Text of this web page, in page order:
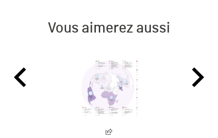
Vous aimerez aussi